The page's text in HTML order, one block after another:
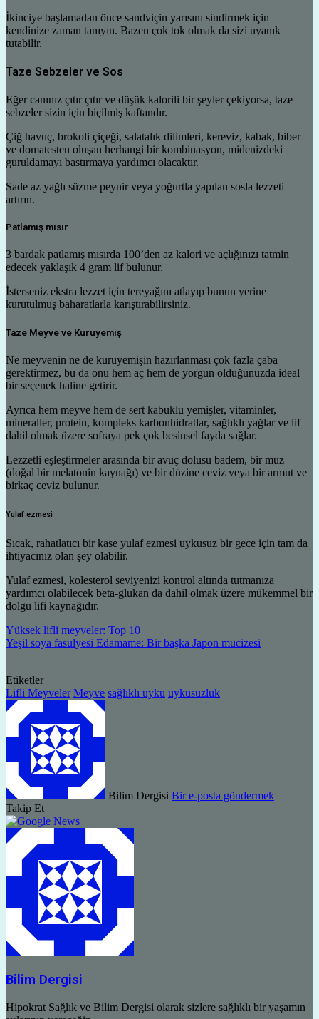
İkinciye başlamadan önce sandviçin yarısını sindirmek için
kendinize zaman tanıyın. Bazen çok tok olmak da sizi uyanık
tutabilir.
Taze Sebzeler ve Sos
Eğer canınız çıtır çıtır ve düşük kalorili bir şeyler çekiyorsa, taze
sebzeler sizin için biçilmiş kaftandır.
Çiğ havuç, brokoli çiçeği, salatalık dilimleri, kereviz, kabak, biber
ve domatesten oluşan herhangi bir kombinasyon, midenizdeki
guruldamayı bastırmaya yardımcı olacaktır.
Sade az yağlı süzme peynir veya yoğurtla yapılan sosla lezzeti
artırın.
Patlamış mısır
3 bardak patlamış mısırda 100’den az kalori ve açlığınızı tatmin
edecek yaklaşık 4 gram lif bulunur.
İsterseniz ekstra lezzet için tereyağını atlayıp bunun yerine
kurutulmuş baharatlarla karıştırabilirsiniz.
Taze Meyve ve Kuruyemiş
Ne meyvenin ne de kuruyemişin hazırlanması çok fazla çaba
gerektirmez, bu da onu hem aç hem de yorgun olduğunuzda ideal
bir seçenek haline getirir.
Ayrıca hem meyve hem de sert kabuklu yemişler, vitaminler,
mineraller, protein, kompleks karbonhidratlar, sağlıklı yağlar ve lif
dahil olmak üzere sofraya pek çok besinsel fayda sağlar.
Lezzetli eşleştirmeler arasında bir avuç dolusu badem, bir muz
(doğal bir melatonin kaynağı) ve bir düzine ceviz veya bir armut ve
birkaç ceviz bulunur.
Yulaf ezmesi
Sıcak, rahatlatıcı bir kase yulaf ezmesi uykusuz bir gece için tam da
ihtiyacınız olan şey olabilir.
Yulaf ezmesi, kolesterol seviyenizi kontrol altında tutmanıza
yardımcı olabilecek beta-glukan da dahil olmak üzere mükemmel bir
dolgu lifi kaynağıdır.
Yüksek lifli meyveler: Top 10
Yeşil soya fasulyesi Edamame: Bir başka Japon mucizesi
Etiketler
Lifli Meyveler Meyve sağlıklı uyku uykusuzluk
Bilim Dergisi Bir e-posta göndermek
Takip Et
Bilim Dergisi
Hipokrat Sağlık ve Bilim Dergisi olarak sizlere sağlıklı bir yaşamın